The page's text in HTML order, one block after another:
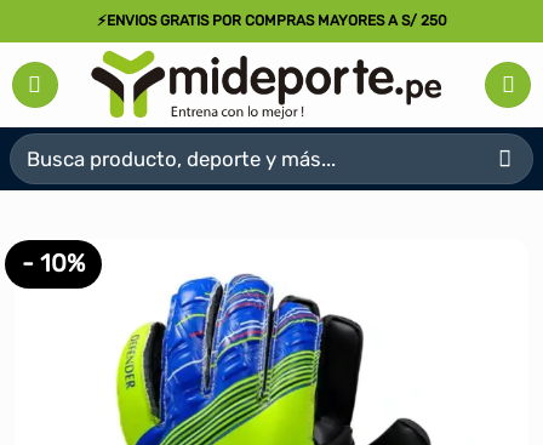
al
contenido
⚡ENVIOS GRATIS POR COMPRAS MAYORES A S/ 250
Buscar
por:
- 10%